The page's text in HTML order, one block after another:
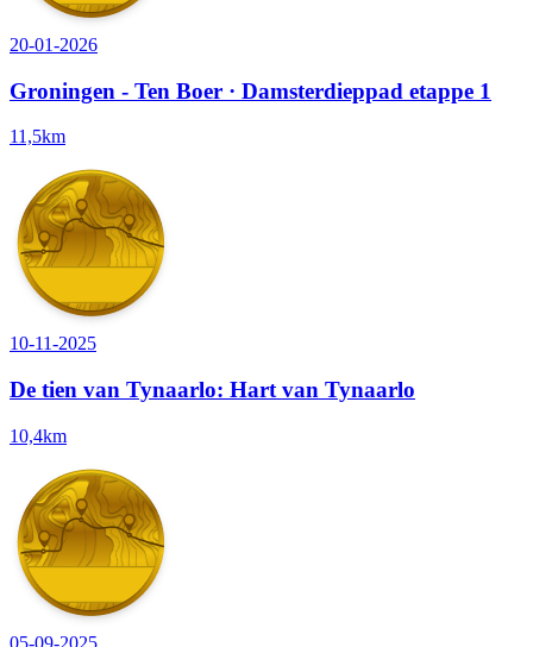
20-01-2026
Groningen - Ten Boer · Damsterdieppad etappe 1
11,5km
10-11-2025
De tien van Tynaarlo: Hart van Tynaarlo
10,4km
05-09-2025